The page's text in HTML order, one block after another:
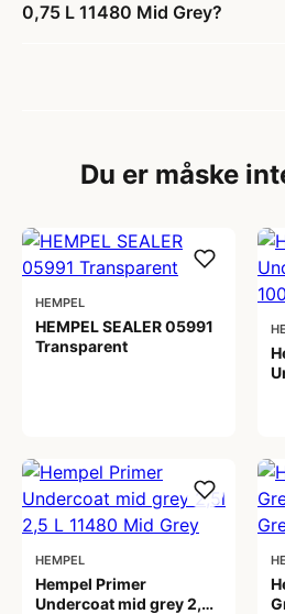
0,75 L 11480 Mid Grey?
Du er måske
HEMPEL
HEMPEL SEALER 05991
Transparent
HEMPEL
Hempel Primer
Undercoat mid grey 2,5l